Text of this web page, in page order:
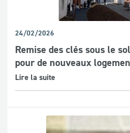
24/02/2026
Remise des clés sous le
pour de nouveaux
Lire la suite